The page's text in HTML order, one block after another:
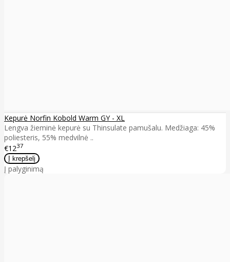
Kepurė Norfin Kobold Warm GY - XL
Lengva žieminė kepurė su Thinsulate pamušalu. Medžiaga: 45%
poliesteris, 55% medvilnė ..
€1237
Į palyginimą